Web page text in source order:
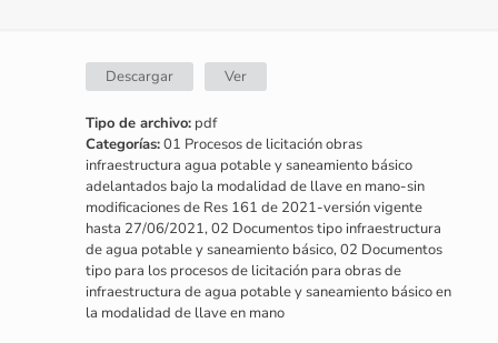
Descargar Ver
Tipo de archivo:pdf
Categorías:01 Procesos de licitación obras
infraestructura agua potable y saneamiento básico
adelantados bajo la modalidad de llave en mano-sin
modificaciones de Res 161 de 2021-versión vigente
hasta 27/06/2021, 02 Documentos tipo infraestructura
de agua potable y saneamiento básico, 02 Documentos
tipo para los procesos de licitación para obras de
infraestructura de agua potable y saneamiento básico en
la modalidad de llave en mano